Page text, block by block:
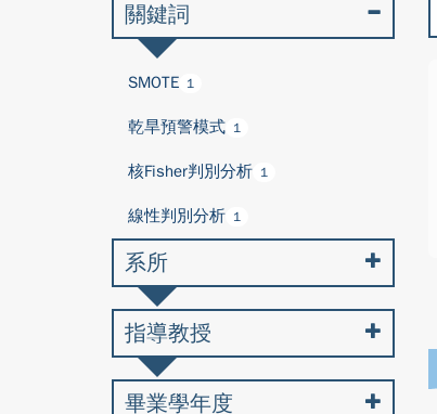
關鍵詞
SMOTE 1
乾旱預警模式 1
核Fisher判別分析 1
線性判別分析 1
系所
指導教授
畢業學年度